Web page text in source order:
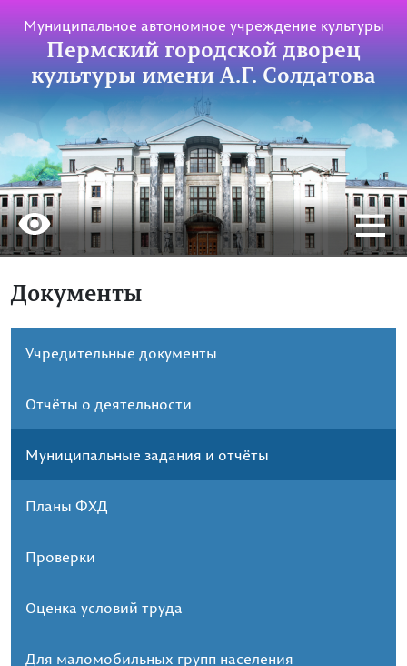
Муниципальное автономное учреждение культуры
Пермский городской дворец
культуры имени А.Г. Солдатова
Документы
Учредительные документы
Отчёты о деятельности
Муниципальные задания и отчёты
Планы ФХД
Проверки
Оценка условий труда
Для маломобильных групп населения